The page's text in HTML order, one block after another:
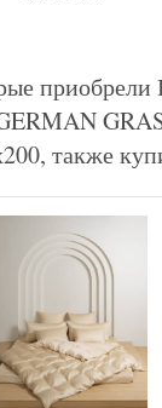
приобрели
также